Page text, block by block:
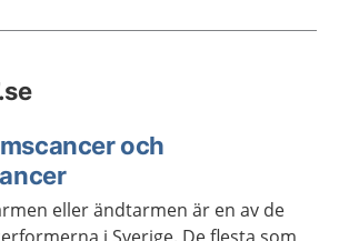
och
eller ändtarmen är en av de